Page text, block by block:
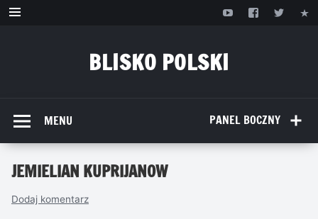
Przejdź
BLISKO POLSKI
PANEL BOCZNY
MENU
JEMIELIAN KUPRIJANOW
Dodaj komentarz